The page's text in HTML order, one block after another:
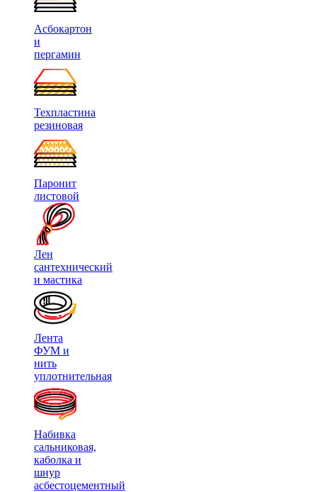
Асбокартон
и
пергамин
Техпластина
резиновая
Паронит
листовой
Лен
сантехнический
и мастика
Лента
ФУМ и
нить
уплотнительная
Набивка
сальниковая,
каболка и
шнур
асбестоцементный